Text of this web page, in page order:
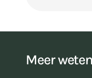
Meer